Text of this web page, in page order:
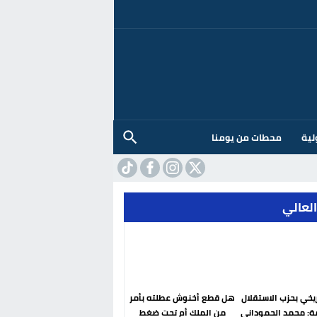
محطات من يومنا
بحزب الاستقلال
محمد الحموداني
هل قطع أخنوش عطلته بأمر
من الملك أم تحت ضغط